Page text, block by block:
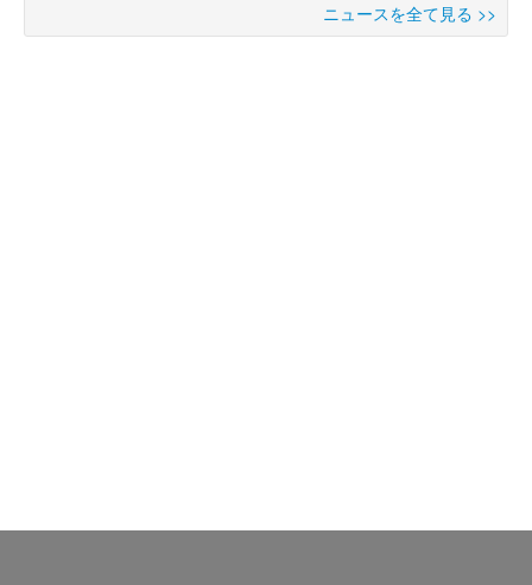
ニュースを全て見る >>